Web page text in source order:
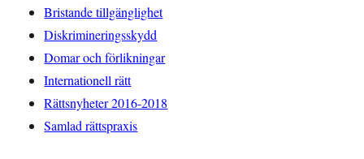
Bristande tillgänglighet
Diskrimineringsskydd
Domar och förlikningar
Internationell rätt
Rättsnyheter 2016-2018
Samlad rättspraxis